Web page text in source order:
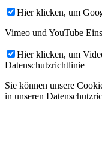
Hier klicken, um
Vimeo und YouTube
Hier klicken, um
Datenschutzrichtlinie
Sie können unsere
in unseren